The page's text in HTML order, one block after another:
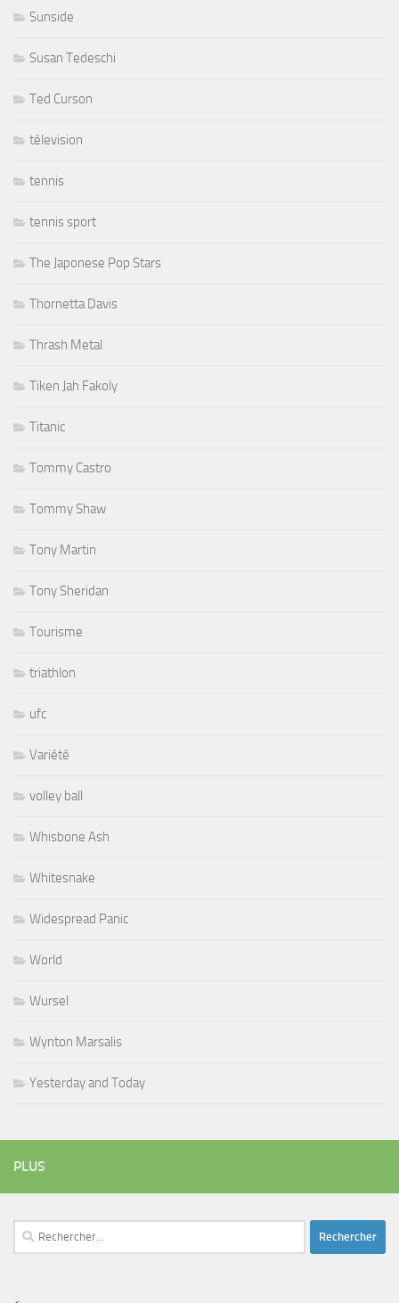
Sunside
Susan Tedeschi
Ted Curson
télevision
tennis
tennis sport
The Japonese Pop Stars
Thornetta Davis
Thrash Metal
Tiken Jah Fakoly
Titanic
Tommy Castro
Tommy Shaw
Tony Martin
Tony Sheridan
Tourisme
triathlon
ufc
Variété
volley ball
Whisbone Ash
Whitesnake
Widespread Panic
World
Wursel
Wynton Marsalis
Yesterday and Today
PLUS
Rechercher :